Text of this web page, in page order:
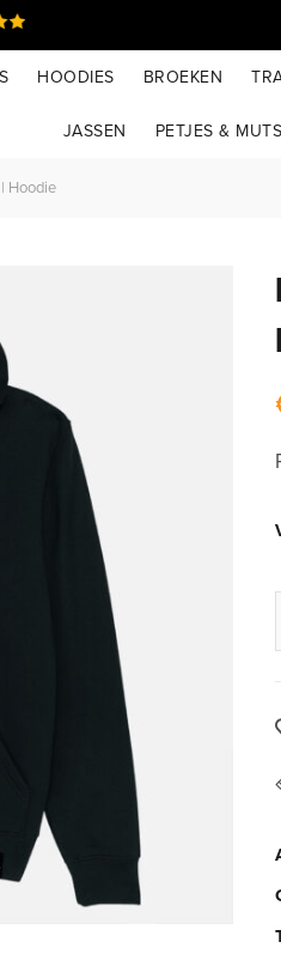
HOODIES BROEKEN
JASSEN PETJES &
Hoodie